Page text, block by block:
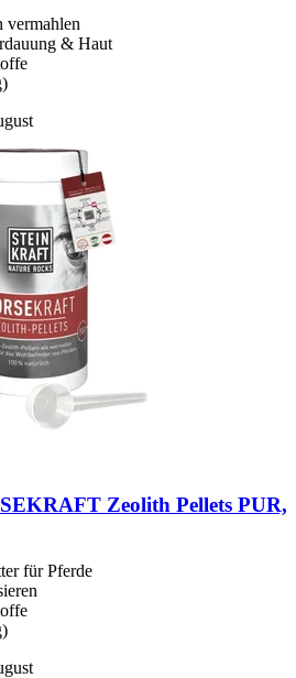
vermahlen
& Haut
Zeolith Pellets PUR,
für Pferde